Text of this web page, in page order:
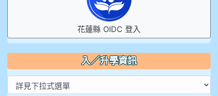
花蓮縣 OIDC 登入
入／升學資訊